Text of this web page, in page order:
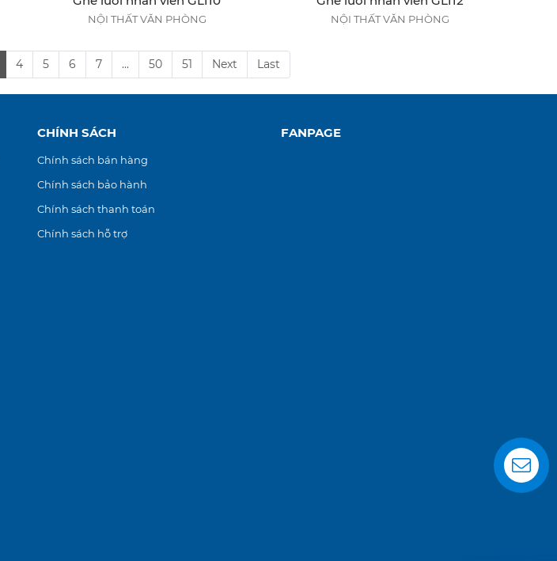
NỘI THẤT VĂN PHÒNG NỘI THẤT VĂN PHÒNG
4 5 6 7 ... 50 51 Next Last
CHÍNH SÁCH
Chính sách bán hàng
Chính sách bảo hành
Chính sách thanh toán
Chính sách hỗ trợ
FANPAGE